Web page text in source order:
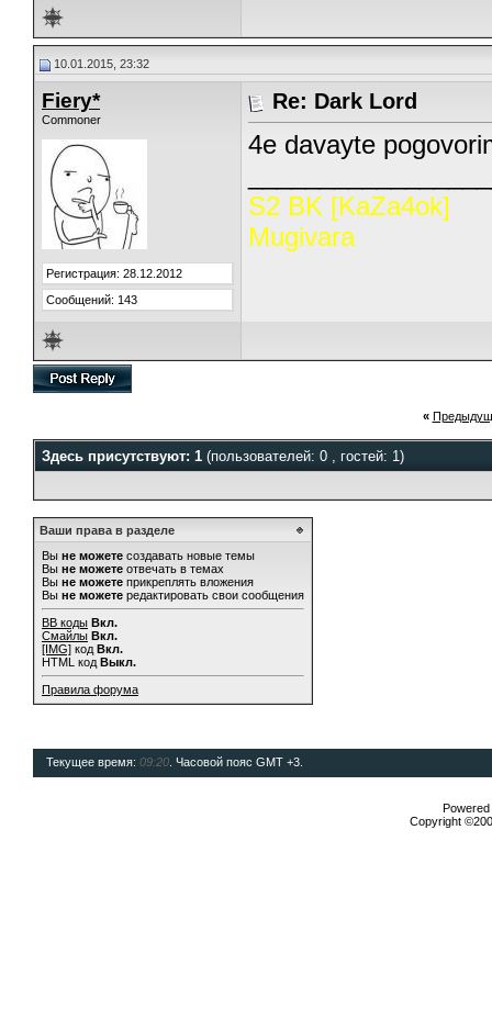
10.01.2015, 23:32
Fiery*
Commoner
Регистрация: 28.12.2012
Сообщений: 143
Re: Dark Lord
4e davayte
S2 BK [KaZa4ok]
Mugivara
«
Здесь присутствуют: 1 (пользователей: 0 , гостей: 1)
Ваши права в разделе
Вы не можете создавать новые темы
Вы не можете отвечать в темах
Вы не можете прикреплять вложения
Вы не можете редактировать свои сообщения
BB коды Вкл.
Смайлы Вкл.
[IMG] код Вкл.
HTML код Выкл.
Правила форума
Текущее время: 09:20 . Часовой пояс GMT +3.
Copyright